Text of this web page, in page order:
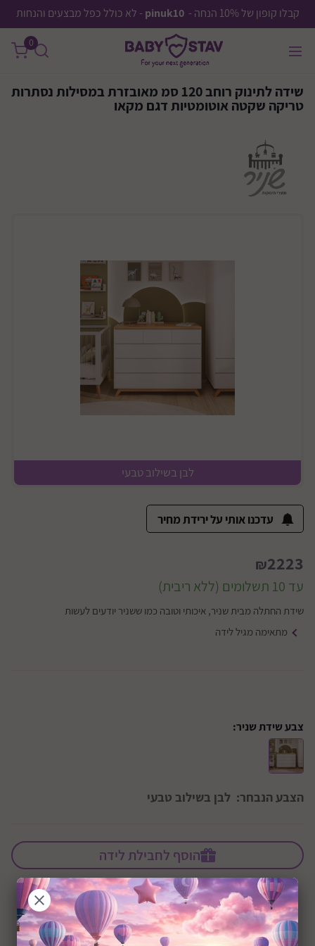
קבלו קופון של 10% הנחה - pinuk10 - לא כולל כפל מבצעים והנחות
0
שידה לתינוק רוחב 120 סמ מאובזרת במסילות נסתרות
טריקה שקטה אוטומטיות דגם מקאו
לבן בשילוב טבעי
עדכנו אותי על ירידת מחיר
₪2223
עד 10 תשלומים (ללא ריבית)
שידת החתלה מבית שניר, איכותי וטובה כמו ששניר יודעים לעשות
מתאימה מגיל לידה
צבע שידת שניר:
הצבע הנבחר: לבן בשילוב טבעי
הוסף לחבילת לידה
+0M שיתוף: